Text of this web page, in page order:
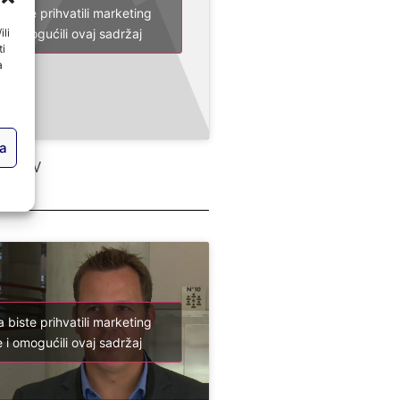
biste prihvatili marketing
i omogućili ovaj sadržaj
TV
biste prihvatili marketing
i omogućili ovaj sadržaj